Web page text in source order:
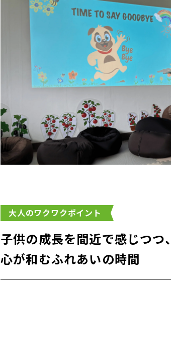
大人のワクワクポイント
子供の成長を間近で感じつつ
心が和むふれあいの時間